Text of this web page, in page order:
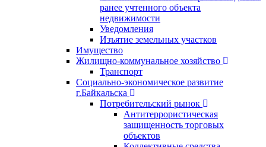
ранее учтенного объекта
недвижимости
Уведомления
Изъятие земельных участков
Имущество
Жилищно-коммунальное хозяйство
Транспорт
Социально-экономическое развитие
г.Байкальска
Потребительский рынок
Антитеррористическая
защищенность торговых
объектов